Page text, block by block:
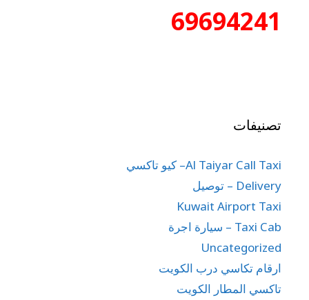
69694241
تصنيفات
Al Taiyar Call Taxi– كيو تاكسي
Delivery – توصيل
Kuwait Airport Taxi
Taxi Cab – سيارة اجرة
Uncategorized
ارقام تكاسي درب الكويت
تاكسي المطار الكويت